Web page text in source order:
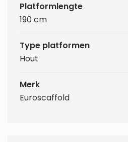
Platformlengte
190 cm
Type platformen
Hout
Merk
Euroscaffold